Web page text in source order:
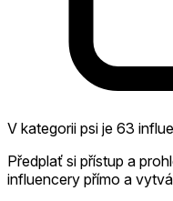
V kategorii psi je 63
Předplať si přístup a
influencery přímo a